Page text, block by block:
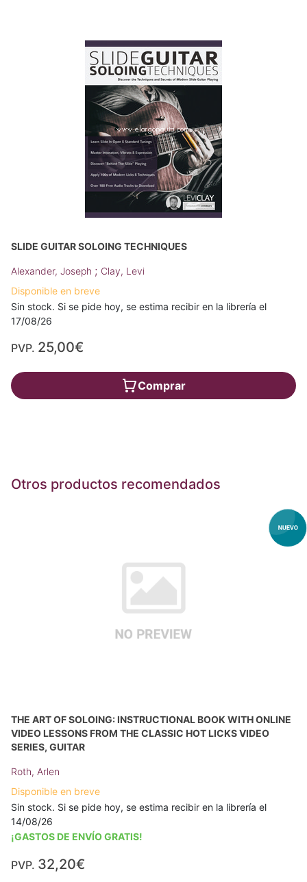
SLIDE GUITAR SOLOING TECHNIQUES
Alexander, Joseph ; Clay, Levi
Disponible en breve
Sin stock. Si se pide hoy, se estima recibir en la librería el
17/08/26
PVP. 25,00€
Comprar
Otros productos recomendados
THE ART OF SOLOING: INSTRUCTIONAL BOOK WITH ONLINE
VIDEO LESSONS FROM THE CLASSIC HOT LICKS VIDEO
SERIES, GUITAR
Roth, Arlen
Disponible en breve
Sin stock. Si se pide hoy, se estima recibir en la librería el
14/08/26
¡GASTOS DE ENVÍO GRATIS!
PVP. 32,20€